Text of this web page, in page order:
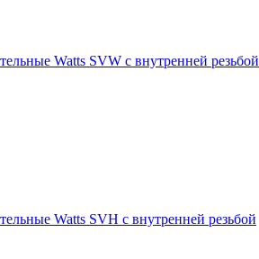
Watts SVW с внутренней резьбой
Watts SVH с внутренней резьбой